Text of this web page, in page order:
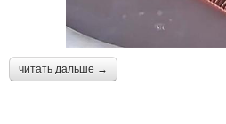
читать дальше →